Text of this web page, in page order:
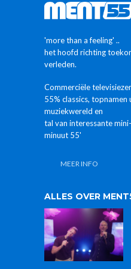
'more than a feeling' ..
het hoofd richting
verleden.
Commerciële
55% classics, topnamen
muziekwereld en
tal van interessante
minuut 55'
MEER INFO
ALLES OVER